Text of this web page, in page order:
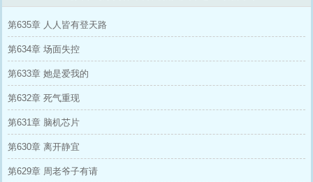
玩意儿告诉他：可以，先在这个世界获得足够的
于是，这个现代失意老男人，为了攒够女
世里，用锅巴和麻花，换信任，用廉价的善意，
他本想只做个安静的货郎，奈何强制分配
儿……看着身边越来越多的人，陆景铭叹了口
那就……顺便给这个黑暗的时代，带去一
第635章 人人皆有登天路
第634章 场面失控
第633章 她是爱我的
第632章 死气重现
第631章 脑机芯片
第630章 离开静宜
第629章 周老爷子有请